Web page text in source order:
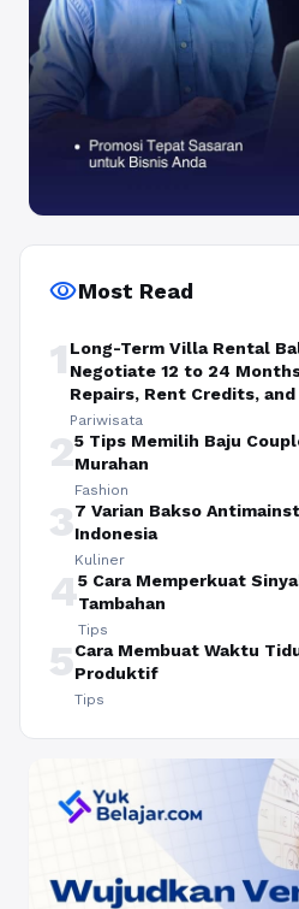
visibilityMost Read
1 Long-Term Villa Rental
Negotiate 12 to 24
Repairs, Rent Credits,
Pariwisata
25 Tips Memilih Baju
Murahan
Fashion
37 Varian Bakso
Indonesia
Kuliner
45 Cara Memperkuat
Tambahan
Tips
5Cara Membuat Waktu
Produktif
Tips